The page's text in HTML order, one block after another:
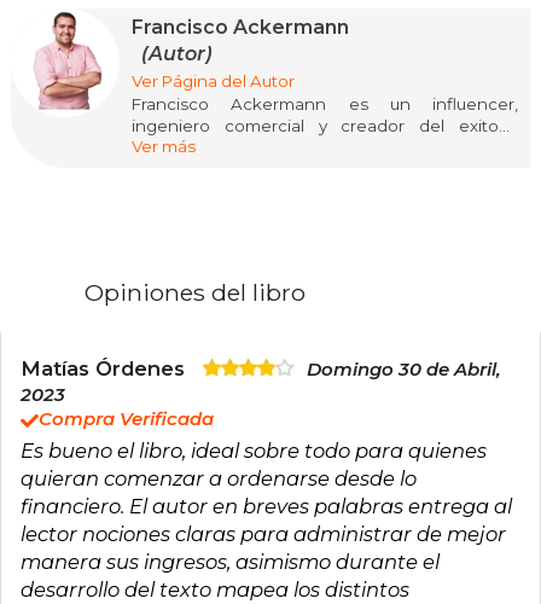
Francisco Ackermann
(Autor)
Ver Página del Autor
Francisco Ackermann es un influencer,
ingeniero comercial y creador del exitoso
podcast Con Peras y Finanzas. Posee un
finanzas personales.
Peras e Inversiones (2024), son extensiones de
temas complejos de finanzas e inversiones a un
público amplio. Ackermann es un referente en
la promoción de hábitos financieros
responsables y efectivos, utilizando un estilo
cercano y educativo para empoderar a sus
seguidores.
Ver más
Opiniones del libro
Matías Órdenes
Domingo 30 de Abril,
2023
Compra Verificada
Es bueno el libro, ideal sobre todo para quienes
quieran comenzar a ordenarse desde lo
financiero. El autor en breves palabras entrega al
lector nociones claras para administrar de mejor
manera sus ingresos, asimismo durante el
desarrollo del texto mapea los distintos